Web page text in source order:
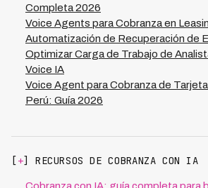
Completa 2026
Voice Agents para Cobranza en
Automatización de Recuperación de
Optimizar Carga de Trabajo de
Voice IA
Voice Agent para Cobranza de
Perú: Guía 2026
[ +] RECURSOS DE COBRANZA CON IA